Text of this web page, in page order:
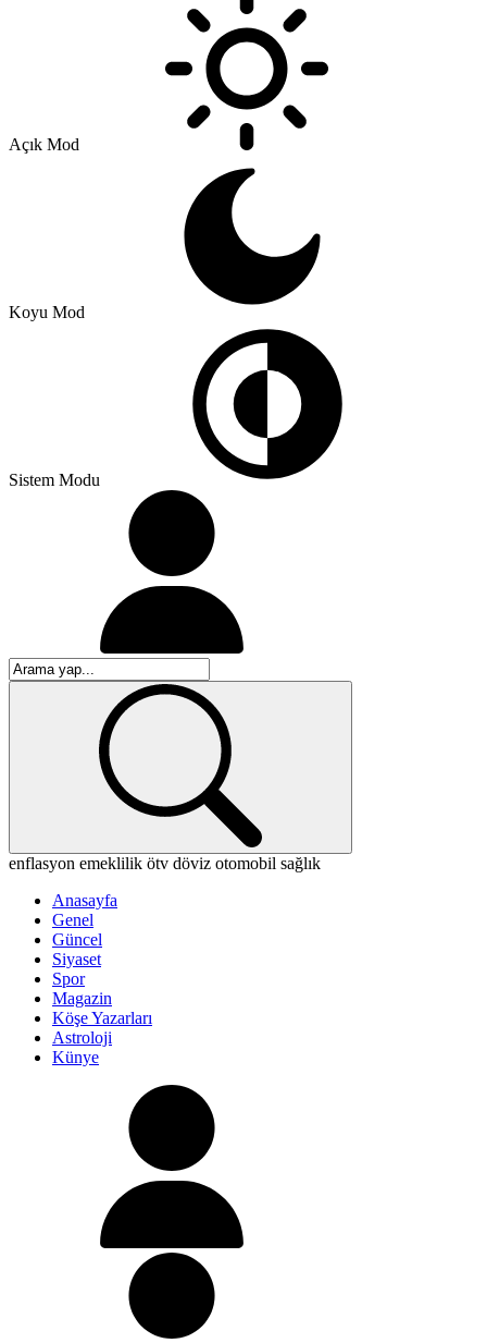
Açık Mod
Koyu Mod
Sistem Modu
enflasyon emeklilik ötv döviz otomobil sağlık
Anasayfa
Genel
Güncel
Siyaset
Spor
Magazin
Köşe Yazarları
Astroloji
Künye